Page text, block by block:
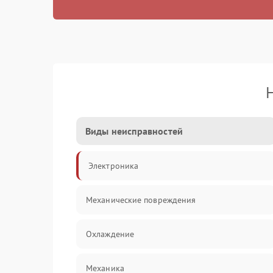
Виды неисправностей
Электроника
Механические повреждения
Охлаждение
Механика